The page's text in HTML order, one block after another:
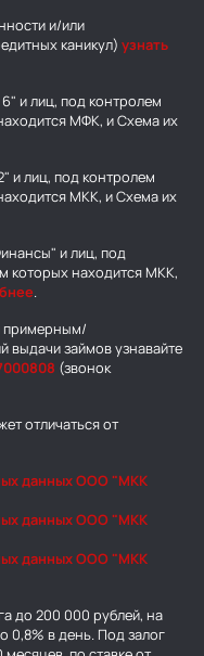
и/или
каникул) узнать
и лиц, под контролем
МФК, и Схема их
и лиц, под контролем
МКК, и Схема их
и лиц, под
которых находится МКК,
.
примерным/
выдачи займов узнавайте
(звонок
отличаться от
данных ООО "МКК
данных ООО "МКК
данных ООО "МКК
до 200 000 рублей, на
0,8% в день. Под залог